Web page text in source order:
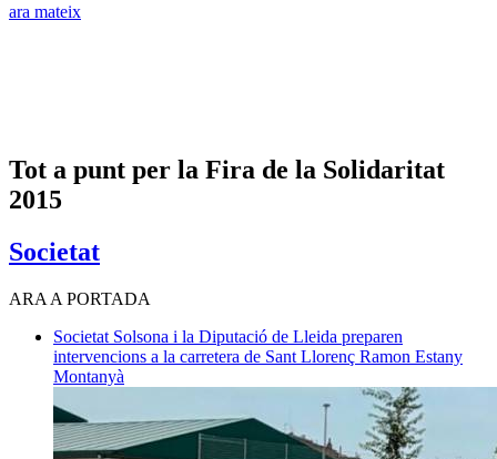
ara mateix
Tot a punt per la Fira de la Solidaritat
2015
Societat
ARA A PORTADA
Societat Solsona i la Diputació de Lleida preparen
intervencions a la carretera de Sant Llorenç Ramon Estany
Montanyà